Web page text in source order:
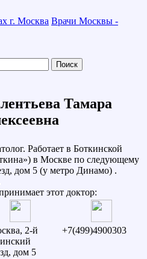
Врачи Москвы -
Тамара
Работает в Боткинской
в Москве по следующему
дом 5 (у метро Динамо) .
этот доктор:
2-й
дом 5
+7(499)4900303